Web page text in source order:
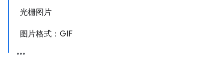
光栅图片
图片格式：GIF